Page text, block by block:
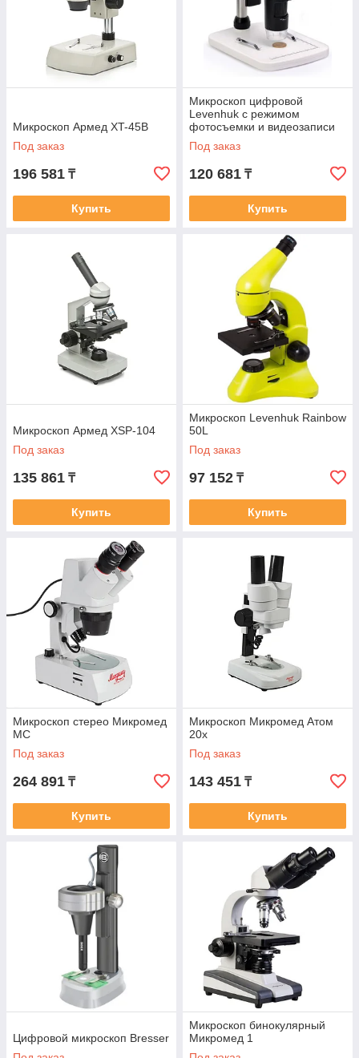
Микроскоп Армед XT-45B
Под заказ
196 581 ₸
Купить
Микроскоп цифровой
Levenhuk с режимом
фотосъемки и видеозаписи
Под заказ
120 681 ₸
Купить
Микроскоп Армед XSP-104
Под заказ
135 861 ₸
Купить
Микроскоп Levenhuk Rainbow
50L
Под заказ
97 152 ₸
Купить
Микроскоп стерео Микромед
МС
Под заказ
264 891 ₸
Купить
Микроскоп Микромед Атом
20x
Под заказ
143 451 ₸
Купить
Цифровой микроскоп Bresser
Микроскоп бинокулярный
Микромед 1